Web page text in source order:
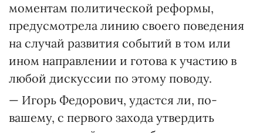
моментам политической реформы,
предусмотрела линию своего поведения
на случай развития событий в том или
ином направлении и готова к участию в
любой дискуссии по этому поводу.
— Игорь Федорович, удастся ли, по-
вашему, с первого захода утвердить